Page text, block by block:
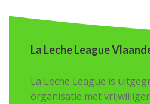
La Leche League
La Leche League is
organisatie met